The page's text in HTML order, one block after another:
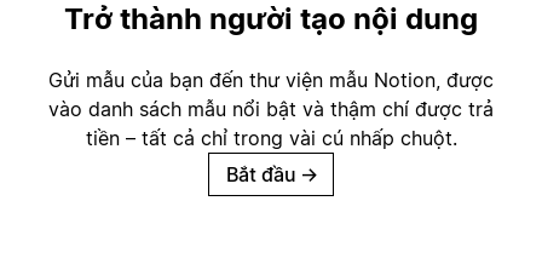
Trở thành người tạo nội dung
Gửi mẫu của bạn đến thư viện mẫu Notion, được
vào danh sách mẫu nổi bật và thậm chí được trả
tiền – tất cả chỉ trong vài cú nhấp chuột.
Bắt đầu →